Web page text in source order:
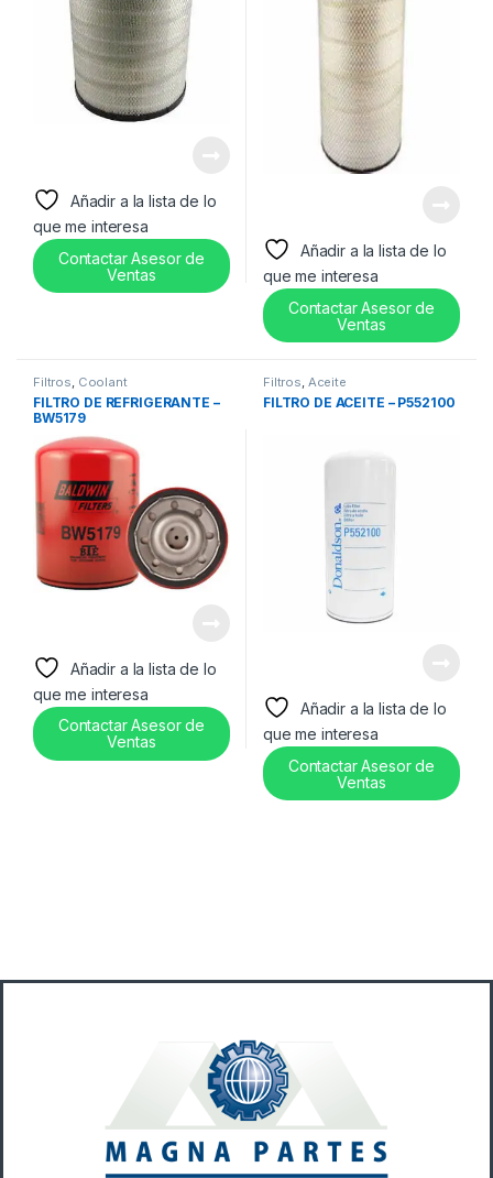
Añadir a la lista de lo
que me interesa
Contactar Asesor de
Ventas
Añadir a la lista de lo
que me interesa
Contactar Asesor de
Ventas
Filtros, Coolant
FILTRO DE REFRIGERANTE –
BW5179
Añadir a la lista de lo
que me interesa
Contactar Asesor de
Ventas
Filtros, Aceite
FILTRO DE ACEITE – P552100
Añadir a la lista de lo
que me interesa
Contactar Asesor de
Ventas